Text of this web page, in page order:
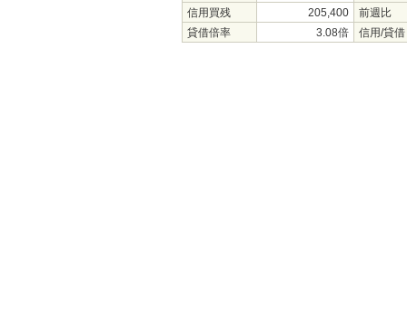
信用買残
205,400
前週比
貸借倍率
3.08倍 信用/貸借